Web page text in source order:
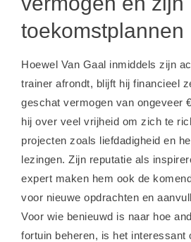
toekomstplannen
Hoewel Van Gaal inmiddels zijn
trainer afrondt, blijft hij financieel
geschat vermogen van ongeveer
hij over veel vrijheid om zich te
projecten zoals liefdadigheid en
lezingen. Zijn reputatie als
expert maken hem ook de
voor nieuwe opdrachten en
Voor wie benieuwd is naar hoe
fortuin beheren, is het interessant